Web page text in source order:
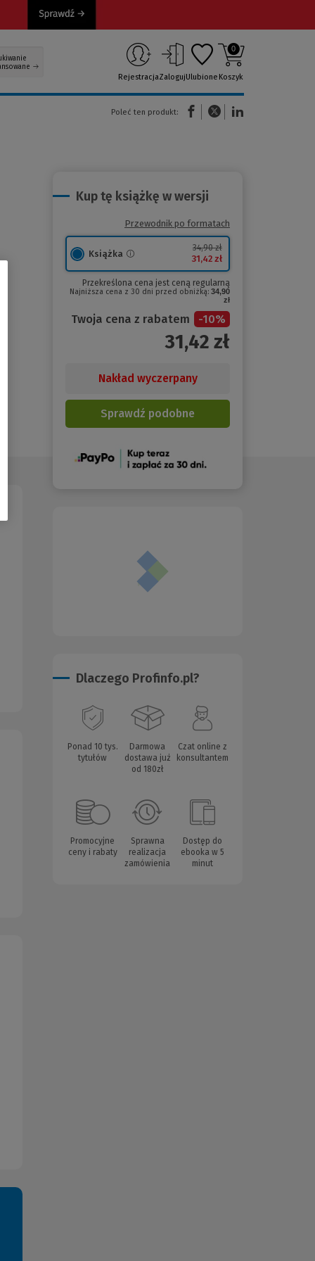
RejestracjaZalogujUlubione
0
Koszyk
Poleć ten produkt:
(Nowe okno)(Link do innej strony)
Kup tę książkę w wersji
Przewodnik po formatach
Książka
34,90 zł
31,42 zł
Przekreślona cena jest ceną regularną
Najniższa cena z 30 dni przed obniżką: 34,90
zł
Twoja cena z rabatem -10%
31,42 zł
Nakład wyczerpany
Sprawdź podobne
(Nowe
Dlaczego Profinfo.pl?
Ponad 10 tys.
tytułów
Darmowa
dostawa już
od 180zł
Czat online z
konsultantem
Promocyjne
ceny i rabaty
Sprawna
realizacja
zamówienia
Dostęp do
ebooka w 5
minut